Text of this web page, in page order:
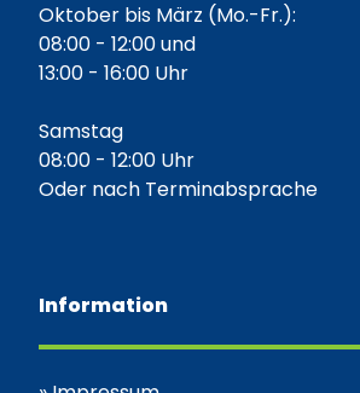
Oktober bis März (Mo.-Fr.):
08:00 - 12:00 und
13:00 - 16:00 Uhr
Samstag
08:00 - 12:00 Uhr
Oder nach Terminabsprache
Information